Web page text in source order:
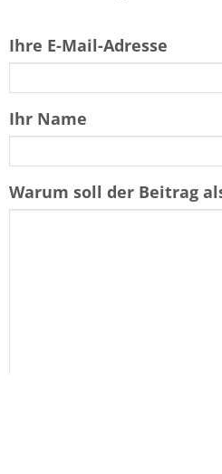
Ihre E-Mail-Adresse
Ihr Name
Warum soll der Beitrag